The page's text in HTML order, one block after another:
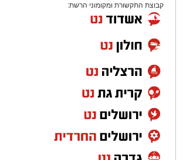
קבוצת התקשורת ומקומוני הרשת: